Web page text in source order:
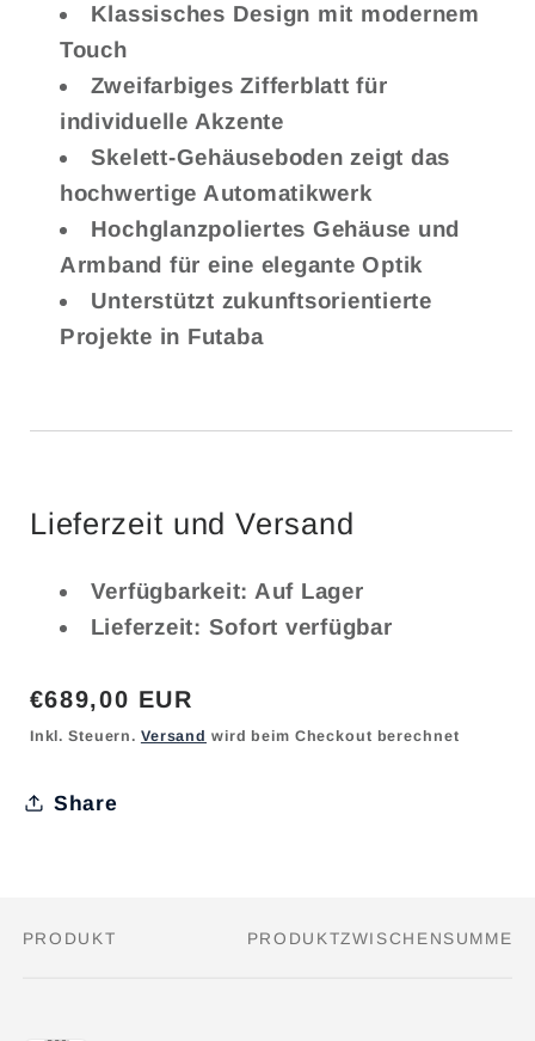
Klassisches Design mit modernem
Touch
Zweifarbiges Zifferblatt für
individuelle Akzente
Skelett-Gehäuseboden zeigt das
hochwertige Automatikwerk
Hochglanzpoliertes Gehäuse und
Armband für eine elegante Optik
Unterstützt zukunftsorientierte
Projekte in Futaba
Lieferzeit und Versand
Verfügbarkeit: Auf Lager
Lieferzeit: Sofort verfügbar
Normaler
Preis
€689,00 EUR
Inkl. Steuern. Versand wird beim Checkout berechnet
Share
Dein
PRODUKT PRODUKTZWISCHENSUMME